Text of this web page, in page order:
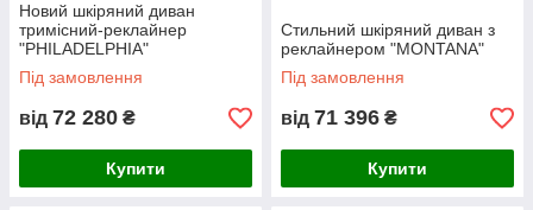
Новий шкіряний диван
тримісний-реклайнер
"PHILADELPHIA"
Під замовлення
від 72 280 ₴
Купити
Стильний шкіряний диван з
реклайнером "MONTANA"
Під замовлення
від 71 396 ₴
Купити